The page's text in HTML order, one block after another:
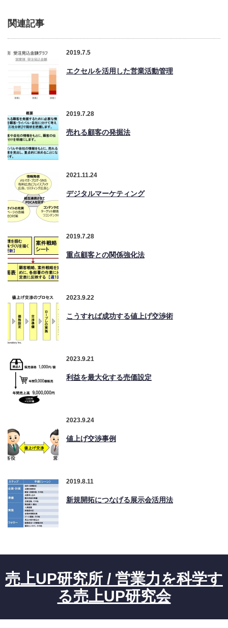
関連記事
2019.7.5
エクセルを活用した営業活動管理
2019.7.28
売れる顧客の発掘法
2021.11.24
デジタルマーケティング
2019.7.28
重点顧客との関係強化法
2023.9.22
こうすれば成功する値上げ交渉術
2023.9.21
利益を最大化する売価設定
2023.9.24
値上げ交渉事例
2019.8.11
新規開拓につなげる展示会活用法
売上UP研究所 / 営業力を科学す
る売上UP研究会